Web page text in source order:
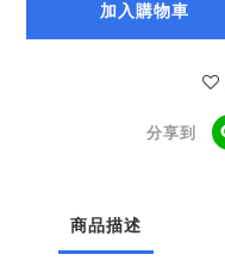
加入購物車
分享到
商品描述